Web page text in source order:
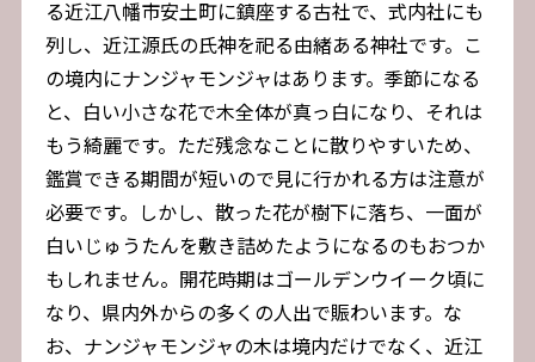
る近江八幡市安土町に鎮座する古社で、式内社にも
列し、近江源氏の氏神を祀る由緒ある神社です。こ
の境内にナンジャモンジャはあります。季節になる
と、白い小さな花で木全体が真っ白になり、それは
もう綺麗です。ただ残念なことに散りやすいため、
鑑賞できる期間が短いので見に行かれる方は注意が
必要です。しかし、散った花が樹下に落ち、一面が
白いじゅうたんを敷き詰めたようになるのもおつか
もしれません。開花時期はゴールデンウイーク頃に
なり、県内外からの多くの人出で賑わいます。な
お、ナンジャモンジャの木は境内だけでなく、近江